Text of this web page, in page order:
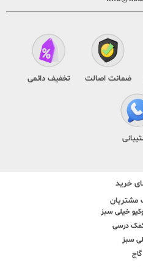
ضمانت اصالت تخفیف دائمی
خرید
مشتریان
خیلی سبز
درسی
سبز
گاج